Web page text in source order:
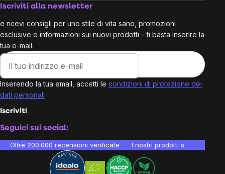
Iscriviti alla newsletter
e ricevi consigli per uno stile di vita sano, promozioni
esclusive e informazioni sui nuovi prodotti – ti basta inserire la
tua e-mail.
Inserendo la tua email, accetti le condizioni di protezione dei
dati personali
Iscriviti
Seguici sui social:
Oltre 200.000 recensioni verificate I nostri prodotti sono testati